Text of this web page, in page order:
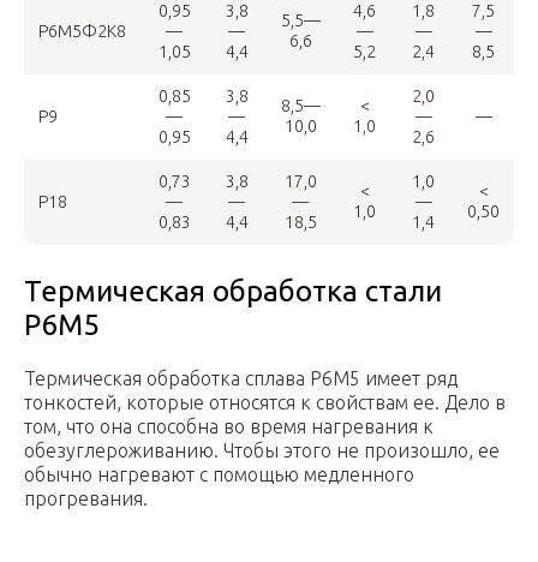
Р6М5Ф2К8
0,95
—
1,05
3,8
—
4,4
5,5—
6,6
4,6
—
5,2
1,8
—
2,4
7,5
—
8,5
Р9
0,85
—
0,95
3,8
—
4,4
8,5—
10,0
<
1,0
2,0
—
2,6
—
Р18
0,73
—
0,83
3,8
—
4,4
17,0
—
18,5
<
1,0
1,0
—
1,4
<
0,50
Термическая обработка стали
Р6М5
Термическая обработка сплава Р6М5 имеет ряд
тонкостей, которые относятся к свойствам ее. Дело в
том, что она способна во время нагревания к
обезуглероживанию. Чтобы этого не произошло, ее
обычно нагревают с помощью медленного
прогревания.